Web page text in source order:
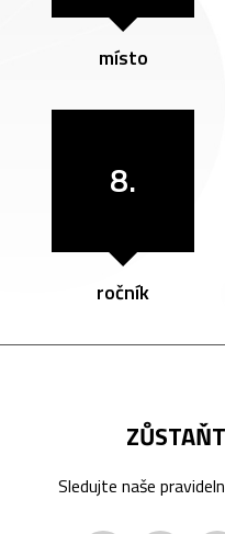
místo
8.
ročník
Sledujte naše